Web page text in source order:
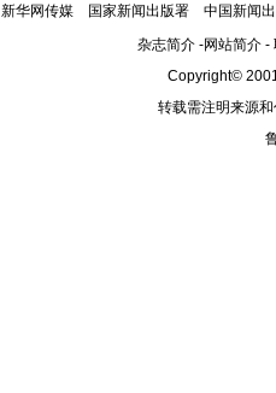
新华网传媒 国家新闻出版署
中国新闻
杂志简介-网站简介-
Copyright©
转载需注明来源